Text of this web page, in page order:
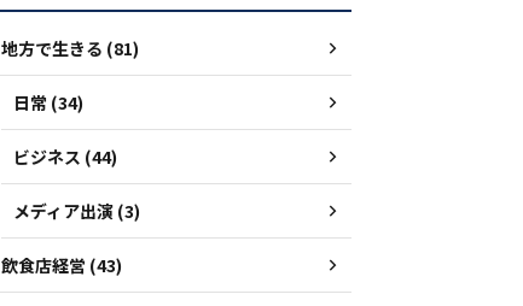
地方で生きる (81)
日常 (34)
ビジネス (44)
メディア出演 (3)
飲食店経営 (43)